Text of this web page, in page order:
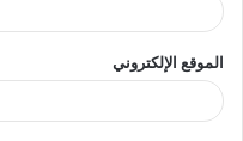
الموقع الإلكتروني